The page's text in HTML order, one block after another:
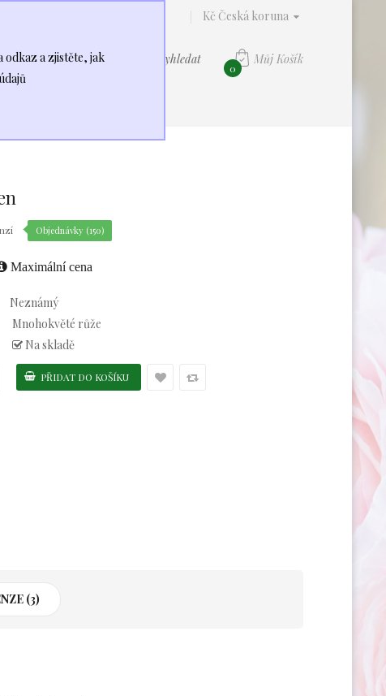
odkaz a zjistěte, jak
Můj Košík
0
Vyhledat
Objednávky (150)
Maximální cena
Neznámý
Mnohokvěté růže
Na skladě
(3)